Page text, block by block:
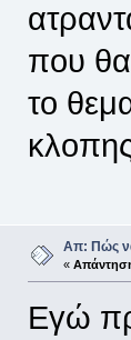
που θα
το
Απ: Πώς να
«
Εγώ